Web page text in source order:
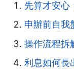
先算才安心
申辦前自我
操作流程拆
利息如何長